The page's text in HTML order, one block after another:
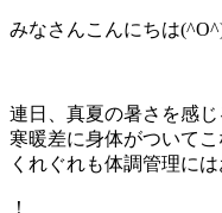
みなさんこんにちは
連日、真夏の暑さを感じ
寒暖差に身体がついて
くれぐれも体調管理に
！